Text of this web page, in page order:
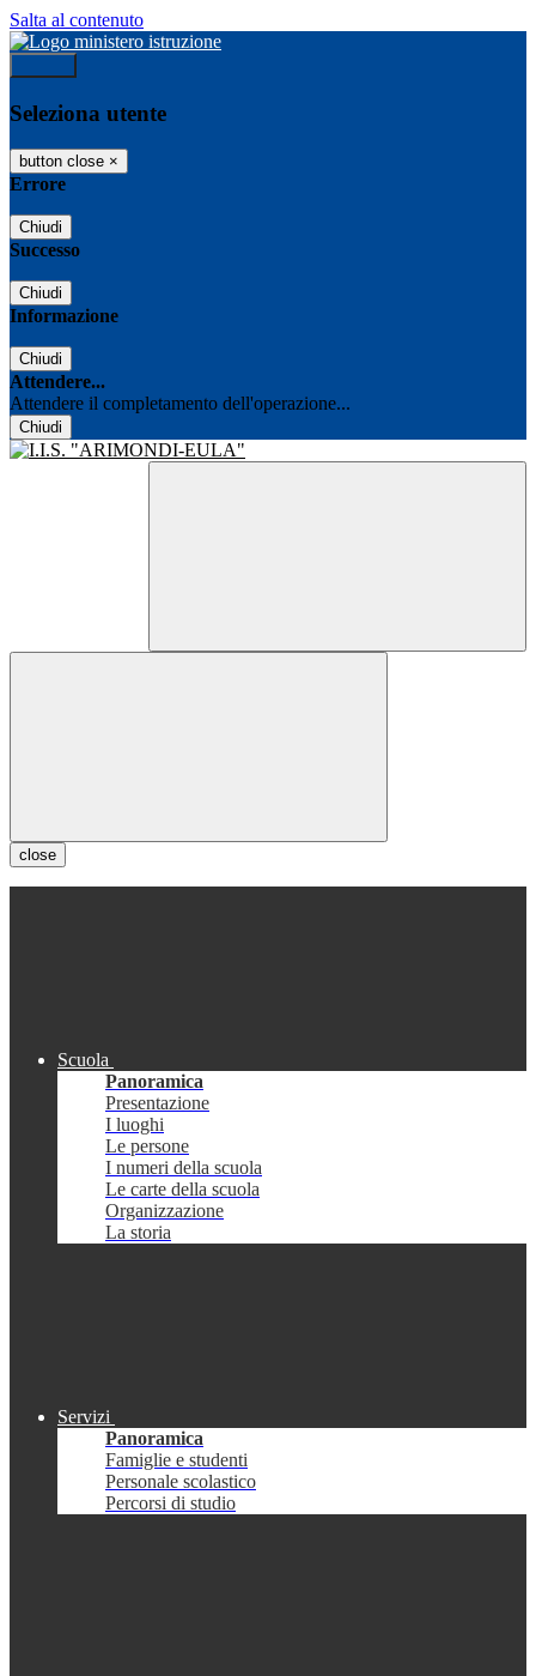
Salta al contenuto
Seleziona utente
button close ×
Errore
Chiudi
Successo
Chiudi
Informazione
Chiudi
Attendere...
Attendere il completamento dell'operazione...
Chiudi
close
Scuola
Panoramica
Presentazione
I luoghi
Le persone
I numeri della scuola
Le carte della scuola
Organizzazione
La storia
Servizi
Panoramica
Famiglie e studenti
Personale scolastico
Percorsi di studio